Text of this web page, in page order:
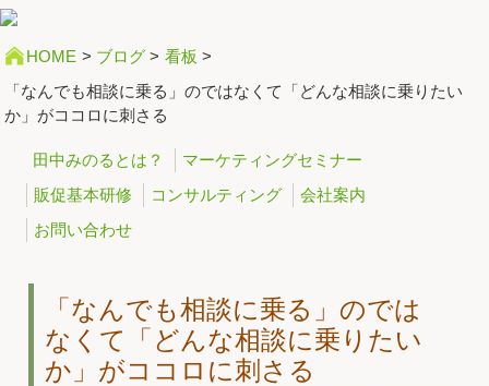
HOME > ブログ > 看板 >
「なんでも相談に乗る」のではなくて「どんな相談に乗りたい
か」がココロに刺さる
田中みのるとは？
マーケティングセミナー
販促基本研修
コンサルティング
会社案内
お問い合わせ
「なんでも相談に乗る」のでは
なくて「どんな相談に乗りたい
か」がココロに刺さる